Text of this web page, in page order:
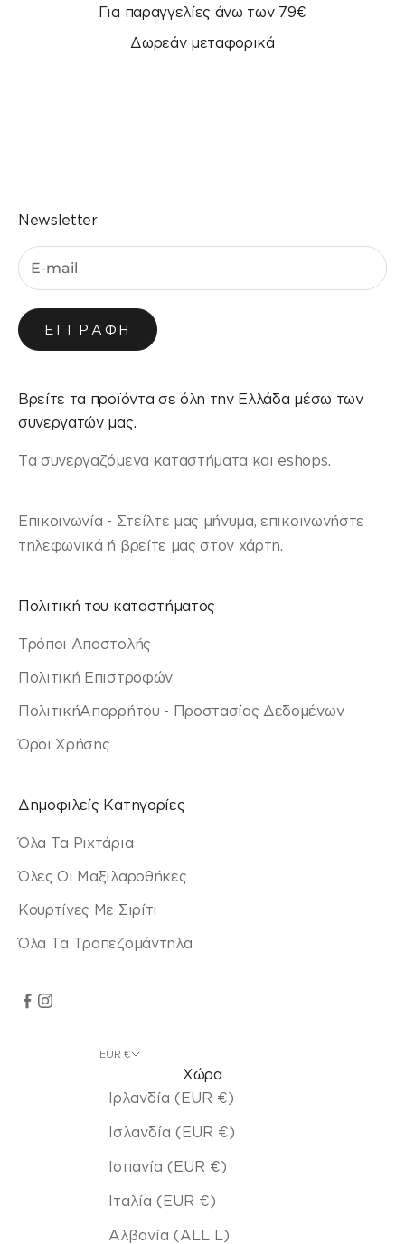
Για παραγγελίες άνω των 79€
Δωρεάν μεταφορικά
Newsletter
ΕΓΓΡΑΦΉ
Βρείτε τα προϊόντα σε όλη την Ελλάδα μέσω των
συνεργατών μας.
Τα συνεργαζόμενα καταστήματα και eshops.
Επικοινωνία - Στείλτε μας μήνυμα, επικοινωνήστε
τηλεφωνικά ή βρείτε μας στον χάρτη.
Πολιτική του καταστήματος
Τρόποι Αποστολής
Πολιτική Επιστροφών
ΠολιτικήΑπορρήτου - Προστασίας Δεδομένων
Όροι Χρήσης
Δημοφιλείς Κατηγορίες
Όλα Τα Ριχτάρια
Όλες Οι Μαξιλαροθήκες
Κουρτίνες Με Σιρίτι
Όλα Τα Τραπεζομάντηλα
EUR €
Χώρα
Ιρλανδία (EUR €)
Ισλανδία (EUR €)
Ισπανία (EUR €)
Ιταλία (EUR €)
Αλβανία (ALL L)